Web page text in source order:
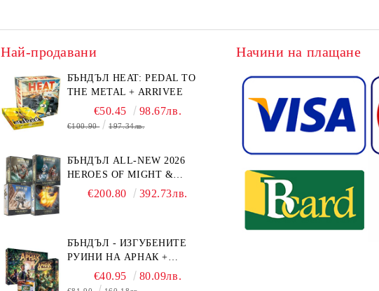
Най-продавани
БЪНДЪЛ HEAT: PEDAL TO
THE METAL + ARRIVEE
€50.45 98.67лв.
€100.90 197.34лв.
БЪНДЪЛ ALL-NEW 2026
HEROES OF MIGHT &
MAGIC III: THE BOARD
€200.80 392.73лв.
БЪНДЪЛ - ИЗГУБЕНИТЕ
РУИНИ НА АРНАК +
ВОДАЧИ НА ЕКСПЕДИЦИИ
+ ПРОМО КАРТИ
€40.95 80.09лв.
Начини на плащане